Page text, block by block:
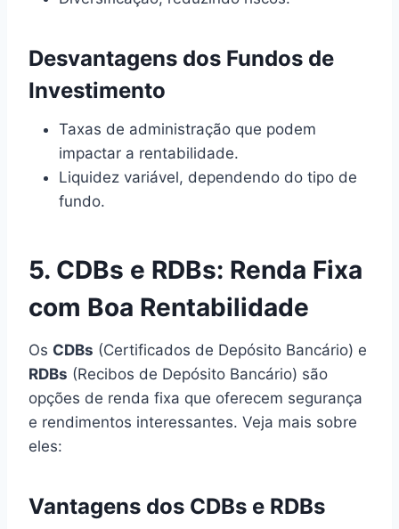
Desvantagens dos Fundos de
Investimento
Taxas de administração que podem
impactar a rentabilidade.
Liquidez variável, dependendo do tipo de
fundo.
5. CDBs e RDBs: Renda Fixa
com Boa Rentabilidade
Os CDBs (Certificados de Depósito Bancário) e
RDBs (Recibos de Depósito Bancário) são
opções de renda fixa que oferecem segurança
e rendimentos interessantes. Veja mais sobre
eles:
Vantagens dos CDBs e RDBs